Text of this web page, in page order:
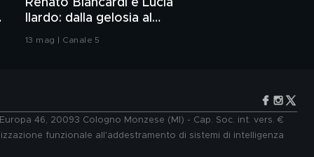
Renato Biancardi e Lucia
Ilardo: dalla gelosia al
13 mag | Canale 5
46, 20093 Cologno Monzese (MI) - Cap. Soc. int. vers. €
funzionale all'addestramento di sistemi di intelligenza